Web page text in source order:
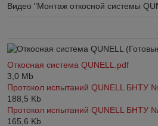
Видео "Монтаж откосной системы
Откосная система QUNELL.pdf
3,0 Mb
Протокол испытаний QUNELL БНТУ
188,5 Kb
Протокол испытаний QUNELL БНТУ
165,6 Kb